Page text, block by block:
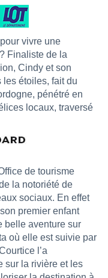
vivre une
Finaliste de la
Cindy et son
étoiles, fait du
pénétré en
locaux, traversé
de tourisme
la notoriété de
sociaux. En effet
premier enfant
belle aventure sur
où elle est suivie par
l’a
sur la rivière et les